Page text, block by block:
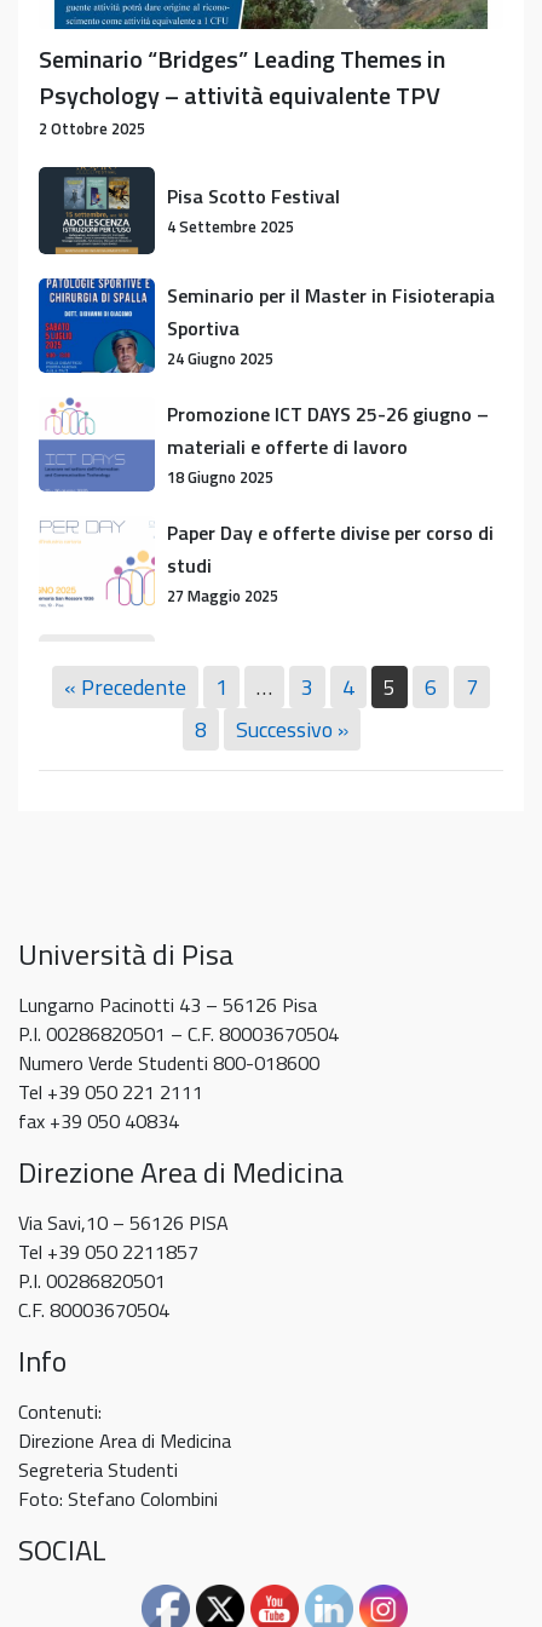
Seminario “Bridges” Leading Themes in
Psychology – attività equivalente TPV
2 Ottobre 2025
Pisa
Scotto
Festival
Pisa Scotto Festival
4 Settembre 2025
Seminario
per
Master
in
Fisioterapia
Sportiva
Seminario per il Master in Fisioterapia
Sportiva
24 Giugno 2025
Promozione
ICT
DAYS
25-
26
–
materiali
offerte
Promozione ICT DAYS 25-26 giugno –
materiali e offerte di lavoro
18 Giugno 2025
Paper
e
offerte
per
corso
Paper Day e offerte divise per corso di
studi
27 Maggio 2025
del
CDS
Tecniche
Neurofisiopatologia
9 Maggio 2025
« Precedente 1 … 3 4 5 6
7
8
Successivo »
Università di Pisa
Lungarno Pacinotti 43 – 56126 Pisa
P.I. 00286820501 – C.F. 80003670504
Numero Verde Studenti 800-018600
Tel +39 050 221 2111
fax +39 050 40834
Direzione Area di Medicina
Via Savi,10 – 56126 PISA
Tel +39 050 2211857
P.I. 00286820501
C.F. 80003670504
Info
Contenuti:
Direzione Area di Medicina
Segreteria Studenti
Foto: Stefano Colombini
SOCIAL